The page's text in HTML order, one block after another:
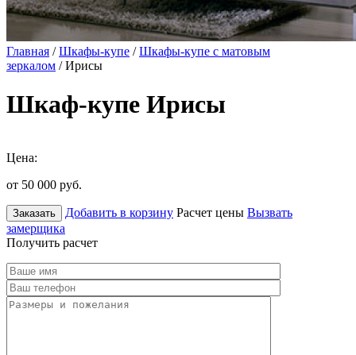
Главная /Шкафы-купе /Шкафы-купе с матовым
зеркалом / Ирисы
Шкаф-купе Ирисы
Цена:
от 50 000 руб.
Заказать Добавить в корзину Расчет цены Вызвать
замерщика
Получить расчет